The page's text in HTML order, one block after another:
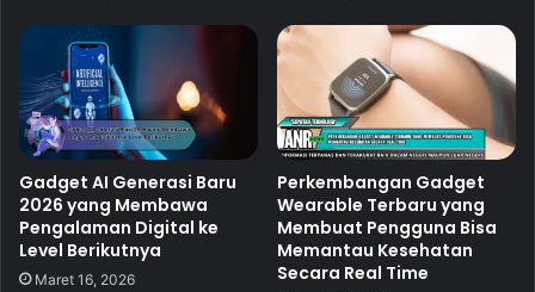
Gadget AI Generasi Baru
2026 yang Membawa
Pengalaman Digital ke
Level Berikutnya
Maret 16, 2026
Perkembangan Gadget
Wearable Terbaru yang
Membuat Pengguna Bisa
Memantau Kesehatan
Secara Real Time